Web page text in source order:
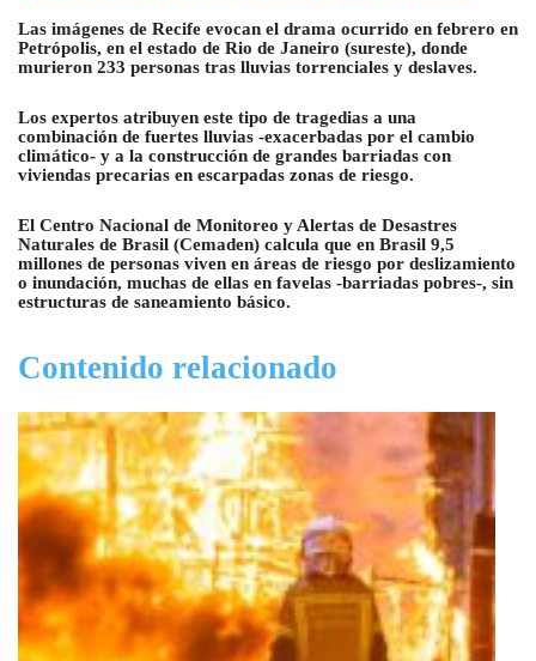
Las imágenes de Recife evocan el drama ocurrido en febrero en
Petrópolis, en el estado de Rio de Janeiro (sureste), donde
murieron 233 personas tras lluvias torrenciales y deslaves.
Los expertos atribuyen este tipo de tragedias a una
combinación de fuertes lluvias -exacerbadas por el cambio
climático- y a la construcción de grandes barriadas con
viviendas precarias en escarpadas zonas de riesgo.
El Centro Nacional de Monitoreo y Alertas de Desastres
Naturales de Brasil (Cemaden) calcula que en Brasil 9,5
millones de personas viven en áreas de riesgo por deslizamiento
o inundación, muchas de ellas en favelas -barriadas pobres-, sin
estructuras de saneamiento básico.
Contenido relacionado